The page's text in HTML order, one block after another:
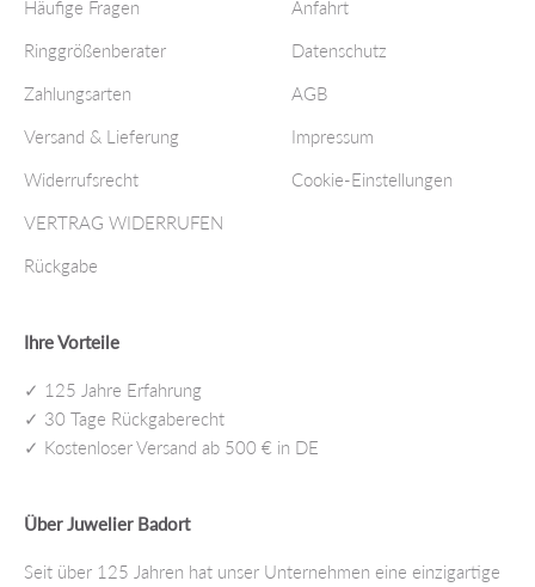
Häufige Fragen
Ringgrößenberater
Zahlungsarten
Versand & Lieferung
Widerrufsrecht
VERTRAG WIDERRUFEN
Rückgabe
Anfahrt
Datenschutz
AGB
Impressum
Cookie-Einstellungen
Ihre Vorteile
✓ 125 Jahre Erfahrung
✓ 30 Tage Rückgaberecht
✓ Kostenloser Versand ab 500 € in DE
Über Juwelier Badort
Seit über 125 Jahren hat unser Unternehmen eine einzigartige